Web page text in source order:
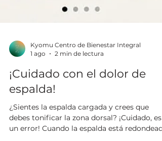
Kyomu Centro de Bienestar Integral
¡Cuidado con el dolor de
espalda!